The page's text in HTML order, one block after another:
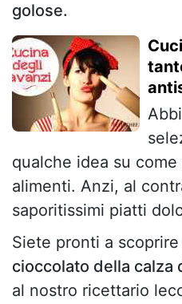
golose.
qualche idea su
alimenti. Anzi, al
saporitissimi piatti
Siete pronti a
cioccolato della calza
al nostro ricettario